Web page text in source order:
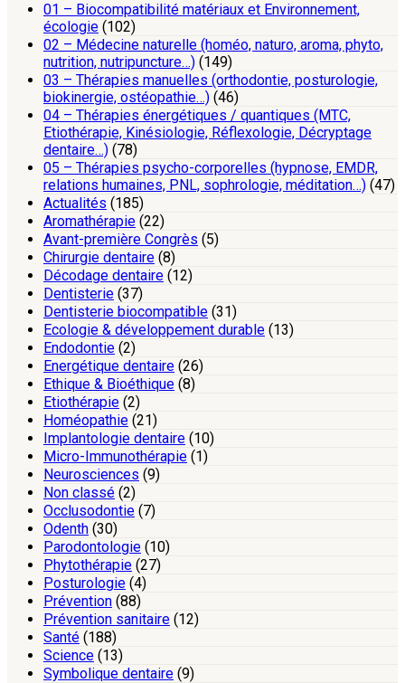
01 – Biocompatibilité matériaux et Environnement,
écologie (102)
02 – Médecine naturelle (homéo, naturo, aroma, phyto,
nutrition, nutripuncture…) (149)
03 – Thérapies manuelles (orthodontie, posturologie,
biokinergie, ostéopathie…) (46)
04 – Thérapies énergétiques / quantiques (MTC,
Etiothérapie, Kinésiologie, Réflexologie, Décryptage
dentaire…) (78)
05 – Thérapies psycho-corporelles (hypnose, EMDR,
relations humaines, PNL, sophrologie, méditation…) (47)
Actualités (185)
Aromathérapie (22)
Avant-première Congrès (5)
Chirurgie dentaire (8)
Décodage dentaire (12)
Dentisterie (37)
Dentisterie biocompatible (31)
Ecologie & développement durable (13)
Endodontie (2)
Energétique dentaire (26)
Ethique & Bioéthique (8)
Etiothérapie (2)
Homéopathie (21)
Implantologie dentaire (10)
Micro-Immunothérapie (1)
Neurosciences (9)
Non classé (2)
Occlusodontie (7)
Odenth (30)
Parodontologie (10)
Phytothérapie (27)
Posturologie (4)
Prévention (88)
Prévention sanitaire (12)
Santé (188)
Science (13)
Symbolique dentaire (9)